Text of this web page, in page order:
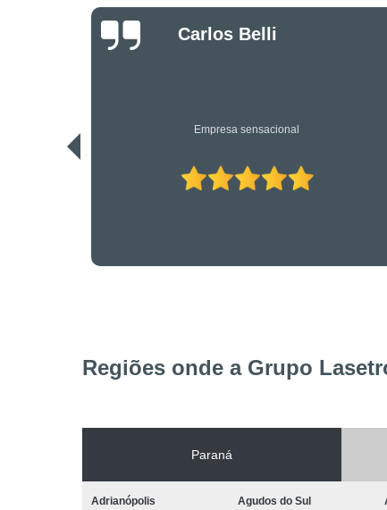
Danilo Bassi
Os únicos profissionais de verdade nesta área. Recomendo.
Regiões onde a Grupo
Paraná
Adrianópolis Agudos do Sul